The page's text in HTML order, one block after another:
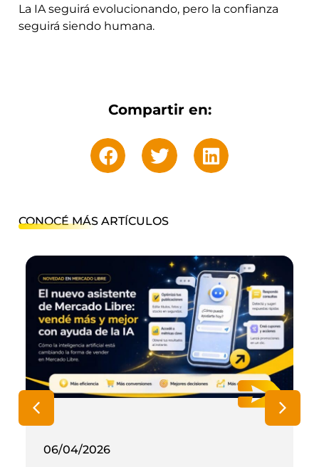
La IA seguirá evolucionando, pero la confianza
seguirá siendo humana.
Compartir en:
CONOCÉ MÁS ARTÍCULOS
06/04/2026